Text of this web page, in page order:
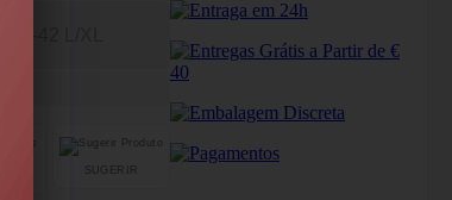
SUGERIR